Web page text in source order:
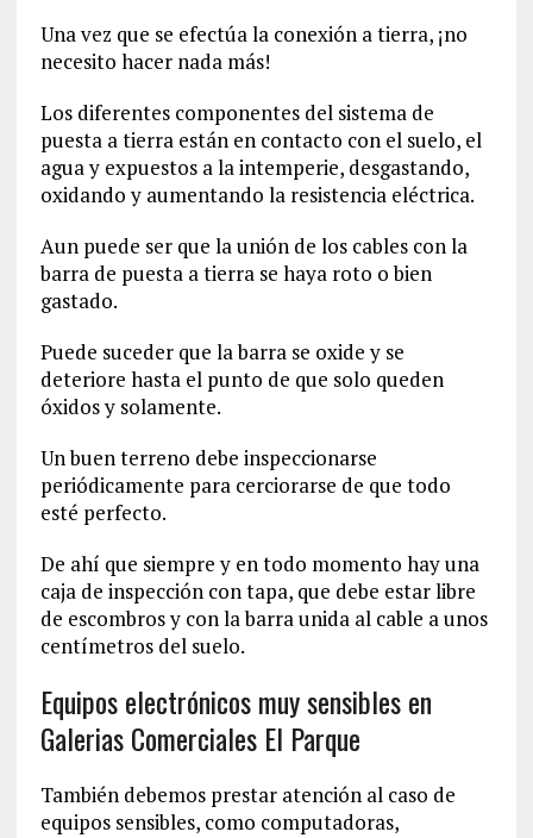
Una vez que se efectúa la conexión a tierra, ¡no
necesito hacer nada más!
Los diferentes componentes del sistema de
puesta a tierra están en contacto con el suelo, el
agua y expuestos a la intemperie, desgastando,
oxidando y aumentando la resistencia eléctrica.
Aun puede ser que la unión de los cables con la
barra de puesta a tierra se haya roto o bien
gastado.
Puede suceder que la barra se oxide y se
deteriore hasta el punto de que solo queden
óxidos y solamente.
Un buen terreno debe inspeccionarse
periódicamente para cerciorarse de que todo
esté perfecto.
De ahí que siempre y en todo momento hay una
caja de inspección con tapa, que debe estar libre
de escombros y con la barra unida al cable a unos
centímetros del suelo.
Equipos electrónicos muy sensibles en
Galerias Comerciales El Parque
También debemos prestar atención al caso de
equipos sensibles, como computadoras,